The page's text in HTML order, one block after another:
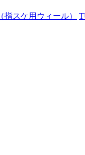
（指スケ用ウィール）